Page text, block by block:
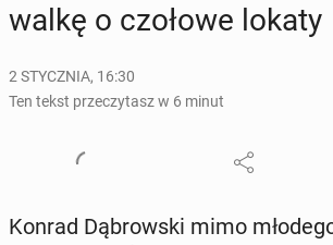
walkę o czołowe lokaty
2 STYCZNIA, 16:30
Ten tekst przeczytasz w 6 minut
Konrad Dą­brow­ski mimo